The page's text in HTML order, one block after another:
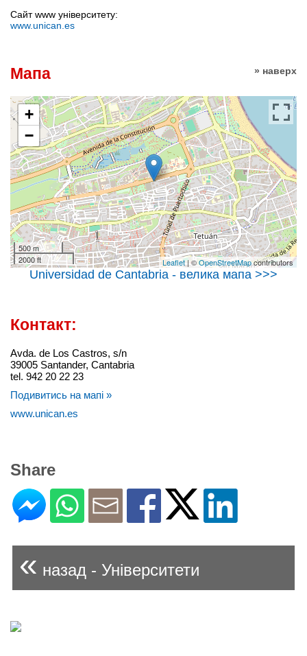
Сайт www університету:
www.unican.es
» наверх
Мапа
+
−
500 m
2000 ft
Leaflet| ©OpenStreetMapcontributors
Universidad de Cantabria - велика мапа >>>
Контакт:
Avda. de Los Castros, s/n
39005 Santander, Cantabria
tel. 942 20 22 23
Подивитись на мапі »
www.unican.es
Share
« назад - Університети